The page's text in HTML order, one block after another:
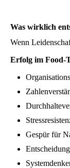
Was wirklich
Wenn
Erfolg im Food-
Gespür für